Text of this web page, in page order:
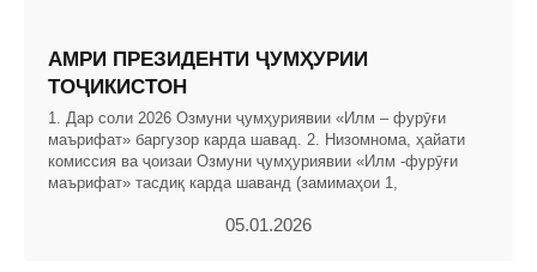
АМРИ ПРЕЗИДЕНТИ ҶУМҲУРИИ
ТОҶИКИСТОН
1. Дар соли 2026 Озмуни ҷумҳуриявии «Илм – фурӯғи
маърифат» баргузор карда шавад. 2. Низомнома, ҳайати
комиссия ва ҷоизаи Озмуни ҷумҳуриявии «Илм -фурӯғи
маърифат» тасдиқ карда шаванд (замимаҳои 1,
05.01.2026